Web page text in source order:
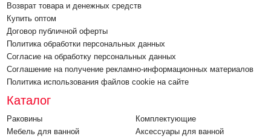
Возврат товара и денежных средств
Купить оптом
Договор публичной оферты
Политика обработки персональных данных
Согласие на обработку персональных данных
Соглашение на получение рекламно-информационных материалов
Политика использования файлов cookie на сайте
Каталог
Раковины
Мебель для ванной
Комплектующие
Аксессуары для ванной